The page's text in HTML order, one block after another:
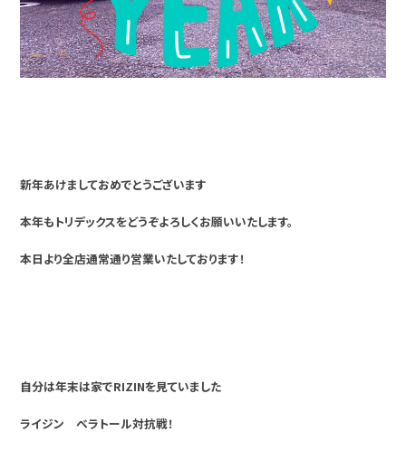
新年あけましておめでとうございます
本年もトリデックスをどうぞよろしくお願いいたします。
本日より全店通常通り営業いたしております！
自分は年末は家でRIZINを見ていました
ライジン ベラトール対抗戦！